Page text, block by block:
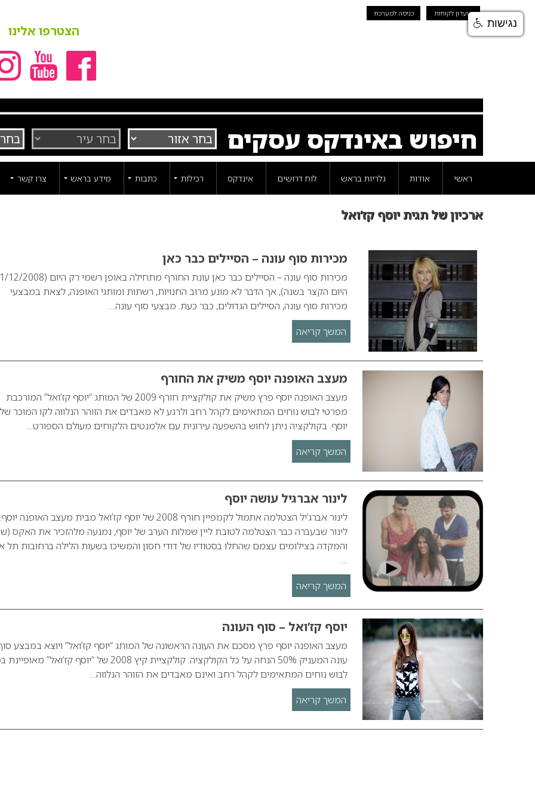
מועדון לקוחות כניסה למערכת
הצטרפו אלינו
חיפוש באינדקס עסקים
ראשי אודות גלריות בראש לוח דרושים אינדקס רכילות כתבות מידע בראש צרו קשר
ארכיון של תגית יוסף קז’ואל
מכירות סוף עונה – הסיילים כבר כאן
היום הקצר בשנה), אך הדבר לא מונע מרוב החנויות, רשתות ומותגי האופנה, לצאת במבצעי
מכירות סוף עונה, הסיילים הגדולים, כבר כעת. מבצעי סוף עונה…
המשך קריאה
מעצב האופנה יוסף משיק את החורף
מעצב האופנה יוסף פרץ משיק את קולקציית חורף 2009 של המותג “יוסף קז’ואל” המורכבת
מפרטי לבוש נוחים המתאימים לקהל רחב ולרגע לא מאבדים את הזוהר הנלווה לקו המוכר של
יוסף. בקולקציה ניתן לחוש בהשפעה עירונית עם אלמנטים הלקוחים מעולם הספורט…
המשך קריאה
לינור אברגיל עושה יוסף
לינור אברג’יל הצטלמה אתמול לקמפיין חורף 2008 של יוסף קז’ואל מבית מעצב האופנה יוסף.
לינור שבעברה כבר הצטלמה לטובת ליין שמלות הערב של יוסף, נמנעה מלהזכיר את האקס
והמקדה בצילומים עצמם שהחלו בסטודיו של דודי חסון והמשיכו בשעות הלילה ברחובות תל
…
המשך קריאה
יוסף קז’ואל – סוף העונה
מעצב האופנה יוסף פרץ מסכם את העונה הראשונה של המותג “יוסף קז’ואל” ויוצא במבצע
עונה המעניק 50% הנחה על כל הקולקציה. קולקציית קיץ 2008 של “יוסף קז’ואל”
לבוש נוחים המתאימים לקהל רחב ואינם מאבדים את הזוהר הנלווה…
המשך קריאה
נגישות